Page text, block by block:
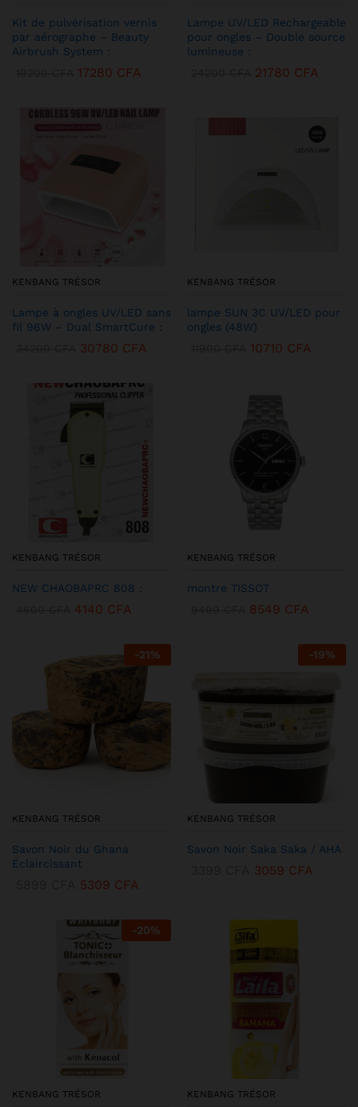
Kit de pulvérisation vernis
par aérographe – Beauty
Airbrush System :
17280 CFA
Lampe UV/LED Rechargeable
pour ongles – Double source
lumineuse :
21780 CFA
KENBANG TRÉSOR
Lampe à ongles UV/LED sans
fil 96W – Dual SmartCure :
30780 CFA
KENBANG TRÉSOR
lampe SUN 3C UV/LED pour
ongles (48W)
10710 CFA
KENBANG TRÉSOR
NEW CHAOBAPRC 808 :
4140 CFA
KENBANG TRÉSOR
montre TISSOT
8549 CFA
-21%
KENBANG TRÉSOR
Savon Noir du Ghana
Éclaircissant
5309 CFA
-19%
KENBANG TRÉSOR
Savon Noir Saka Saka / AHA
3059 CFA
-20%
KENBANG TRÉSOR KENBANG TRÉSOR